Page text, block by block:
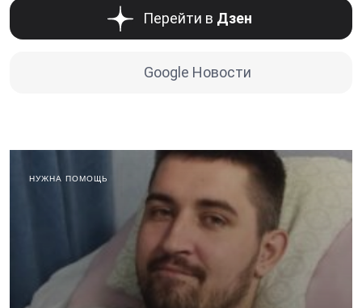
Перейти в Дзен
Google Новости
НУЖНА ПОМОЩЬ